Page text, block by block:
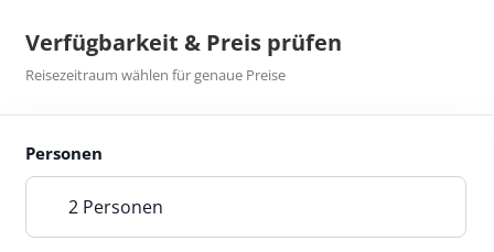
Verfügbarkeit & Preis prüfen
Reisezeitraum wählen für genaue Preise
Personen
2 Personen